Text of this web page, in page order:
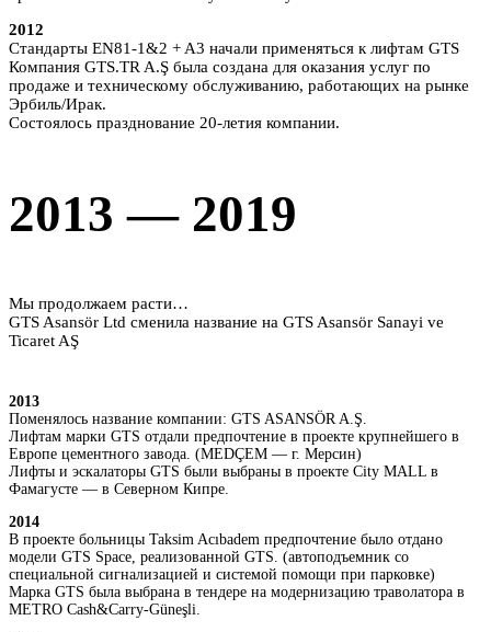
2012
Стандарты EN81-1&2 + A3 начали применяться к лифтам GTS
Компания GTS.TR A.Ş была создана для оказания услуг по
продаже и техническому обслуживанию, работающих на рынке
Эрбиль/Ирак.
Состоялось празднование 20-летия компании.
2013 — 2019
Мы продолжаем расти…
GTS Asansör Ltd сменила название на GTS Asansör Sanayi ve
Ticaret AŞ
2013
Поменялось название компании: GTS ASANSÖR A.Ş.
Лифтам марки GTS отдали предпочтение в проекте крупнейшего в
Европе цементного завода. (MEDÇEM — г. Мерсин)
Лифты и эскалаторы GTS были выбраны в проекте City MALL в
Фамагусте — в Северном Кипре.
2014
В проекте больницы Taksim Acıbadem предпочтение было отдано
модели GTS Space, реализованной GTS. (автоподъемник со
специальной сигнализацией и системой помощи при парковке)
Марка GTS была выбрана в тендере на модернизацию траволатора в
METRO Cash&Carry-Güneşli.